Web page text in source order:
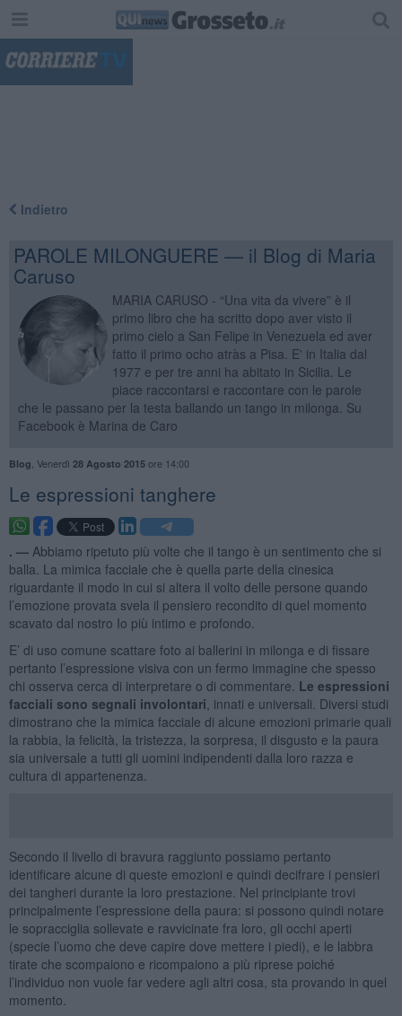
Indietro
PAROLE MILONGUERE — il Blog di Maria
Caruso
MARIA CARUSO - “Una vita da vivere” è il
primo libro che ha scritto dopo aver visto il
primo cielo a San Felipe in Venezuela ed aver
fatto il primo ocho atràs a Pisa. E' in Italia dal
1977 e per tre anni ha abitato in Sicilia. Le
piace raccontarsi e raccontare con le parole
che le passano per la testa ballando un tango in milonga. Su
Facebook è Marina de Caro
Blog Venerdì 28 Agosto 2015ore 14:00
Le espressioni tanghere
. — Abbiamo ripetuto più volte che il tango è un sentimento che si
balla. La mimica facciale che è quella parte della cinesica
riguardante il modo in cui si altera il volto delle persone quando
l’emozione provata svela il pensiero recondito di quel momento
scavato dal nostro Io più intimo e profondo.
E’ di uso comune scattare foto ai ballerini in milonga e di fissare
pertanto l’espressione visiva con un fermo immagine che spesso
chi osserva cerca di interpretare o di commentare. Le espressioni
facciali sono segnali involontari , innati e universali. Diversi studi
dimostrano che la mimica facciale di alcune emozioni primarie quali
la rabbia, la felicità, la tristezza, la sorpresa, il disgusto e la paura
sia universale a tutti gli uomini indipendenti dalla loro razza e
cultura di appartenenza.
Secondo il livello di bravura raggiunto possiamo pertanto
identificare alcune di queste emozioni e quindi decifrare i pensieri
dei tangheri durante la loro prestazione. Nel principiante trovi
principalmente l’espressione della paura: si possono quindi notare
le sopracciglia sollevate e ravvicinate fra loro, gli occhi aperti
(specie l’uomo che deve capire dove mettere i piedi), e le labbra
tirate che scompaiono e ricompaiono a più riprese poiché
l’individuo non vuole far vedere agli altri cosa, sta provando in quel
momento.